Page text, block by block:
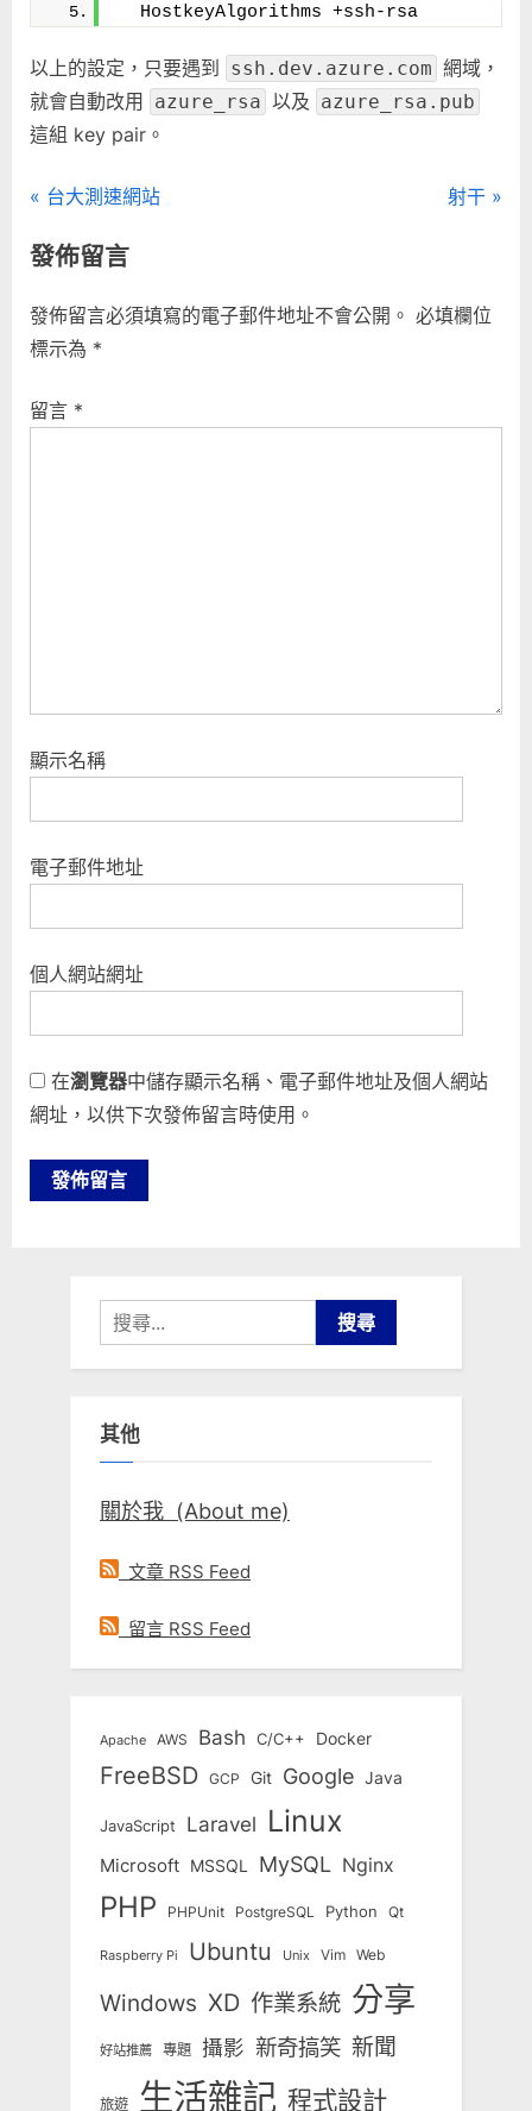
  HostkeyAlgorithms +ssh-rsa
以上的設定，只要遇到 ssh.dev.azure.com 網域，
就會自動改用 azure_rsa 以及 azure_rsa.pub
這組 key pair。
文
章
導
覽
P
e
i
o
s
台大測速網站
N
P
t
射干
發佈留言
發佈留言必須填寫的電子郵件地址不會公開。 必填欄位
標示為 *
留言 *
顯示名稱
電子郵件地址
個人網站網址
在瀏覽器中儲存顯示名稱、電子郵件地址及個人網站
網址，以供下次發佈留言時使用。
搜
尋
關
字:
其他
關於我 (About me)
文章 RSS Feed
留言 RSS Feed
Apache AWS Bash C/C++ Docker
FreeBSD GCP Git Google Java
JavaScript Laravel Linux
Microsoft MSSQL MySQL Nginx
PHP PHPUnit PostgreSQL Python Qt
Raspberry Pi Ubuntu Unix Vim Web
Windows XD 作業系統 分享
好站推薦 專題 攝影 新奇搞笑 新聞
旅遊 生活雜記 程式設計